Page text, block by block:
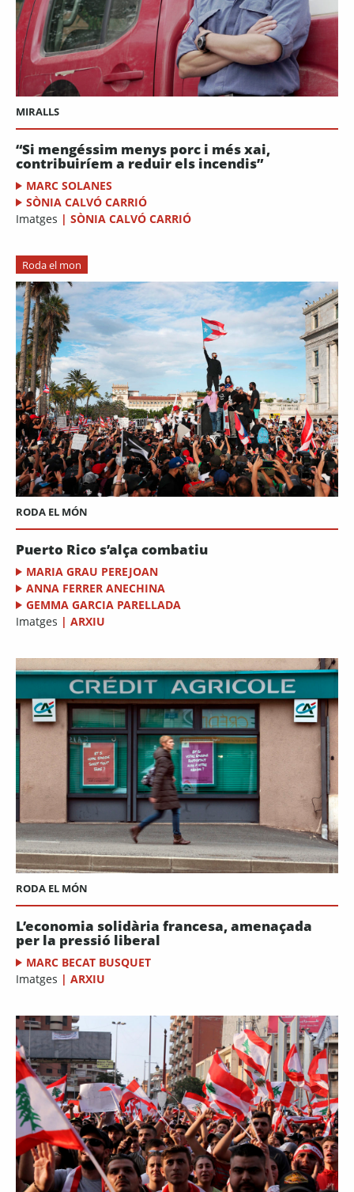
MIRALLS
“Si mengéssim menys porc i més xai,
contribuiríem a reduir els incendis”
MARC SOLANES
SÒNIA CALVÓ CARRIÓ
Imatges | SÒNIA CALVÓ CARRIÓ
Roda el mon
RODA EL MÓN
Puerto Rico s’alça combatiu
MARIA GRAU PEREJOAN
ANNA FERRER ANECHINA
GEMMA GARCIA PARELLADA
Imatges | ARXIU
RODA EL MÓN
L’economia solidària francesa, amenaçada
per la pressió liberal
MARC BECAT BUSQUET
Imatges | ARXIU